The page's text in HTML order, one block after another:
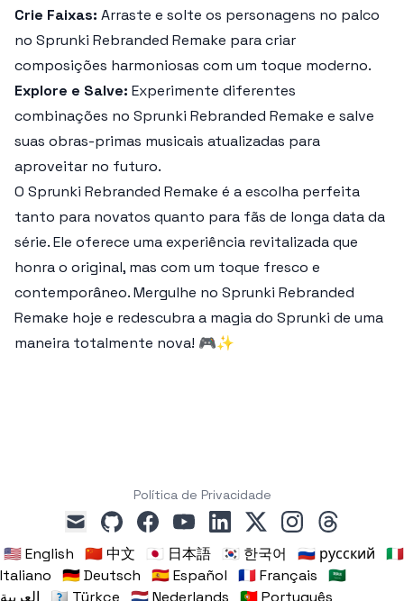
Crie Faixas: Arraste e solte os personagens no palco
no Sprunki Rebranded Remake para criar
composições harmoniosas com um toque moderno.
Explore e Salve: Experimente diferentes
combinações no Sprunki Rebranded Remake e salve
suas obras-primas musicais atualizadas para
aproveitar no futuro.
O Sprunki Rebranded Remake é a escolha perfeita
tanto para novatos quanto para fãs de longa data da
série. Ele oferece uma experiência revitalizada que
honra o original, mas com um toque fresco e
contemporâneo. Mergulhe no Sprunki Rebranded
Remake hoje e redescubra a magia do Sprunki de uma
maneira totalmente nova! 🎮✨
Política de Privacidade
mail
githubfacebookyoutubelinkedin
x instagramthreads
🇺🇸 English 🇨🇳 中文 🇯🇵 日本語 🇰🇷 한국어 🇷🇺 русский
🇮🇹
Italiano
🇩🇪 Deutsch 🇪🇸 Español 🇫🇷 Français
🇸🇦
العربية
🇹🇷 Türkçe 🇳🇱 Nederlands 🇵🇹 Português